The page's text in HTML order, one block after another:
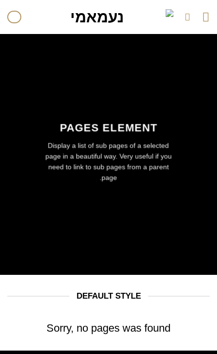
PAGES ELEMENT
Display a list of sub pages of a selected
page in a beautiful way. Very useful if you
need to link to sub pages from a parent
page.
DEFAULT STYLE
Sorry, no pages was found